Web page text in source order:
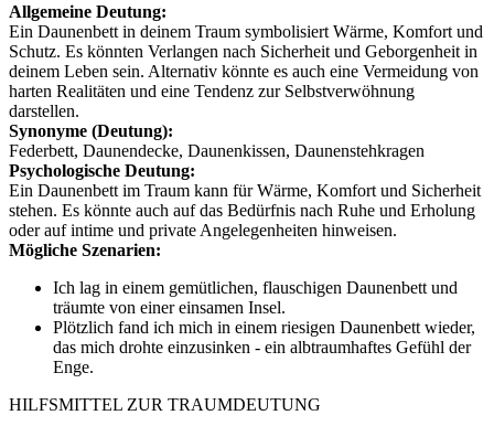
Allgemeine Deutung:
Ein Daunenbett in deinem Traum symbolisiert Wärme, Komfort und
Schutz. Es könnten Verlangen nach Sicherheit und Geborgenheit in
deinem Leben sein. Alternativ könnte es auch eine Vermeidung von
harten Realitäten und eine Tendenz zur Selbstverwöhnung
darstellen.
Synonyme (Deutung):
Federbett, Daunendecke, Daunenkissen, Daunenstehkragen
Psychologische Deutung:
Ein Daunenbett im Traum kann für Wärme, Komfort und Sicherheit
stehen. Es könnte auch auf das Bedürfnis nach Ruhe und Erholung
oder auf intime und private Angelegenheiten hinweisen.
Mögliche Szenarien:
Ich lag in einem gemütlichen, flauschigen Daunenbett und
träumte von einer einsamen Insel.
Plötzlich fand ich mich in einem riesigen Daunenbett wieder,
das mich drohte einzusinken - ein albtraumhaftes Gefühl der
Enge.
HILFSMITTEL ZUR TRAUMDEUTUNG